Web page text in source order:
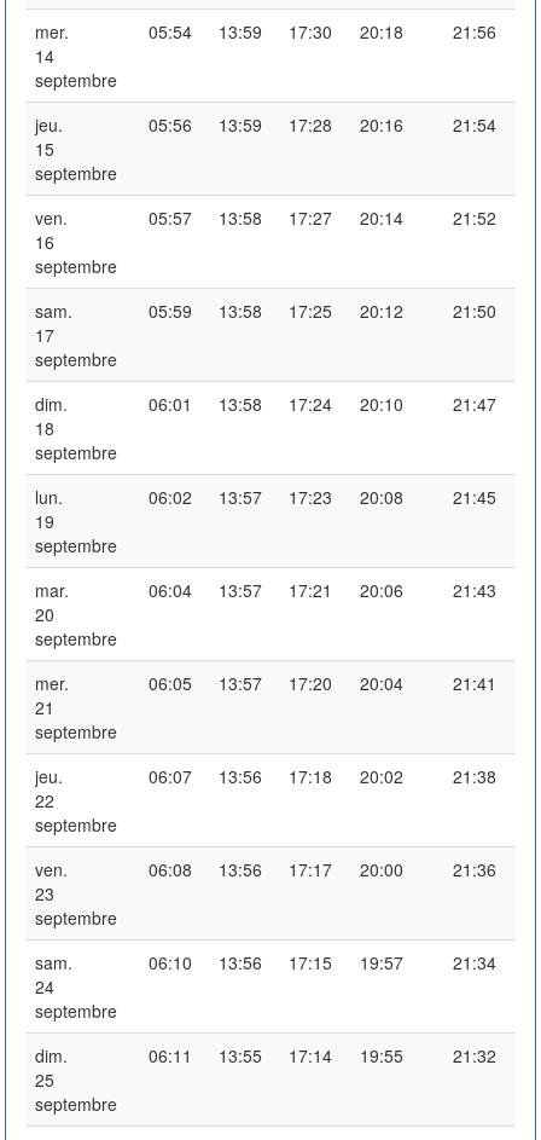
mer.
14
septembre
05:54 13:59 17:30 20:18 21:56
jeu.
15
septembre
05:56 13:59 17:28 20:16 21:54
ven.
16
septembre
05:57 13:58 17:27 20:14 21:52
sam.
17
septembre
05:59 13:58 17:25 20:12 21:50
dim.
18
septembre
06:01 13:58 17:24 20:10 21:47
lun.
19
septembre
06:02 13:57 17:23 20:08 21:45
mar.
20
septembre
06:04 13:57 17:21 20:06 21:43
mer.
21
septembre
06:05 13:57 17:20 20:04 21:41
jeu.
22
septembre
06:07 13:56 17:18 20:02 21:38
ven.
23
septembre
06:08 13:56 17:17 20:00 21:36
sam.
24
septembre
06:10 13:56 17:15 19:57 21:34
dim.
25
septembre
06:11 13:55 17:14 19:55 21:32